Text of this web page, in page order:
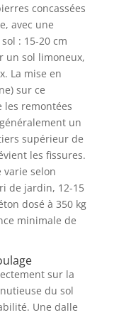
concassées
avec une
: 15-20 cm
un sol limoneux,
La mise en
sur ce
remontées
un
supérieur de
les fissures.
varie selon
de jardin, 12-15
dosé à 350 kg
minimale de
sur la
du sol
Une dalle